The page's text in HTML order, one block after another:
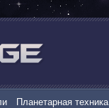
Планетарная техника